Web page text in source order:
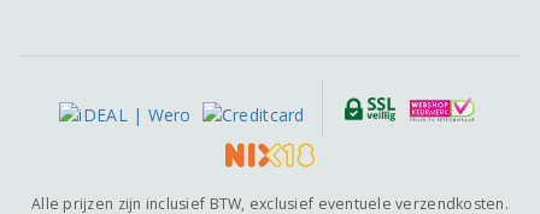
Alle prijzen zijn inclusief BTW, exclusief eventuele verzendkosten.